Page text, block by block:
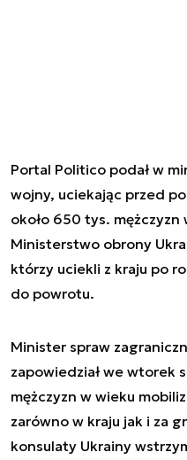
Portal Politico podał w
wojny, uciekając przed
około 650 tys.
Ministerstwo obrony
którzy uciekli z kraju po
do powrotu.
Minister spraw
zapowiedział we wtorek
mężczyzn w wieku
zarówno w kraju jak i za
konsulaty Ukrainy